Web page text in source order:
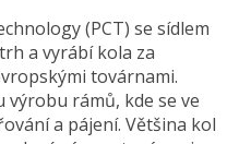
(PCT) se sídlem
a vyrábí kola za
továrnami.
výrobu rámů, kde se ve
a pájení. Většina kol